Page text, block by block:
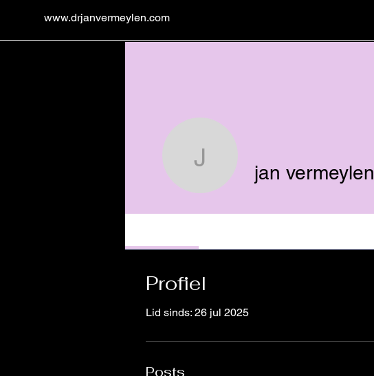
www.drjanvermeylen.com
jan vermeylen
jan vermeylen
Profiel
Lid sinds: 26 jul 2025
Posts